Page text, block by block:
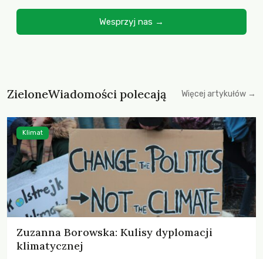
Wesprzyj nas →
ZieloneWiadomości polecają Więcej artykułów →
Zuzanna Borowska: Kulisy dyplomacji
klimatycznej
Klimat